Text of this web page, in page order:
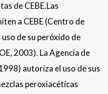
de CEBE.Las
a CEBE (Centro de
de su peróxido de
2003). La Agencia de
autoriza el uso de sus
peroxiacéticas